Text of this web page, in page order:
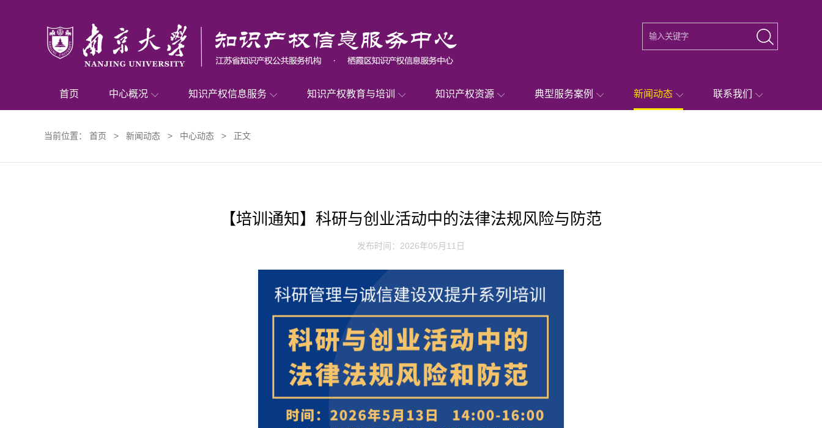
首页 中心概况 知识产权信息服务 知识产权教育与培训 知识产权资源 典型服务案例 新闻动态 联系我们
当前位置： 首页 > 新闻动态 > 中心动态 > 正文
【培训通知】科研与创业活动中的法律法规风险与防范
发布时间：2026年05月11日